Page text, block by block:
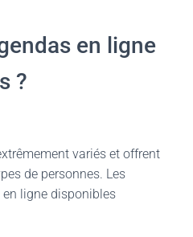
en ligne
?
variés et offrent
de personnes. Les
en ligne disponibles